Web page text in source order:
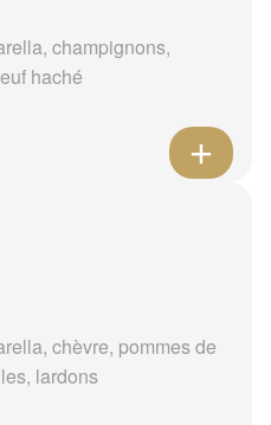
champignons,
haché
chèvre, pommes de
lardons